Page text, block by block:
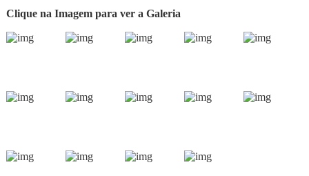
Clique na Imagem para ver a Galeria